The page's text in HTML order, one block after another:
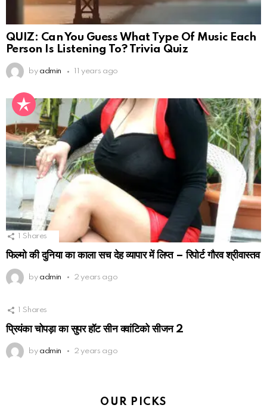
QUIZ: Can You Guess What Type Of Music Each
Person Is Listening To? Trivia Quiz
by admin 11 years ago
1 Shares
फिल्मो की दुनिया का काला सच देह व्यापार में लिप्त – रिपोर्ट गौरव श्रीवास्तव
by admin 2 years ago
1 Shares
प्रियंका चोपड़ा का सुपर हॉट सीन क्वांटिको सीजन 2
by admin 2 years ago
OUR PICKS